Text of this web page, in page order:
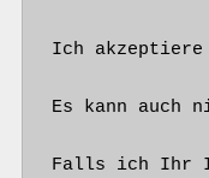
Ich
Es kann auch
Falls ich Ihr